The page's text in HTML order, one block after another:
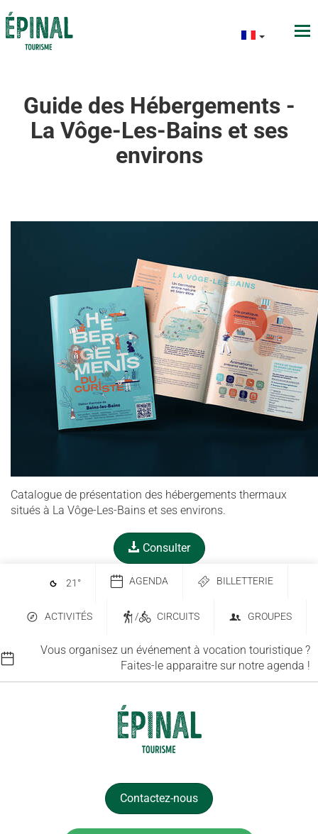
Guide des Hébergements -
La Vôge-Les-Bains et ses
environs
Catalogue de présentation des hébergements thermaux
situés à La Vôge-Les-Bains et ses environs.
Consulter
21 ° AGENDA BILLETTERIE
ACTIVITÉS / CIRCUITS GROUPES
Vous organisez un événement à vocation touristique ?
Faites-le apparaitre sur notre agenda !
Contactez-nous